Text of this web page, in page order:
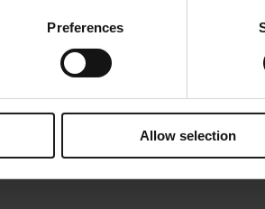
Preferences
Allow selection